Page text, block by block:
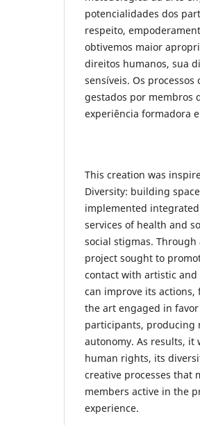
potencialidades dos
respeito,
obtivemos maior
direitos humanos, sua
sensíveis. Os
gestados por membros
experiência formadora
This creation was
Diversity: building
implemented
services of health and
social stigmas.
project sought to
contact with artistic
can improve its
the art engaged in
participants, producing
autonomy. As results,
human rights, its
creative processes that
members active in the
experience.